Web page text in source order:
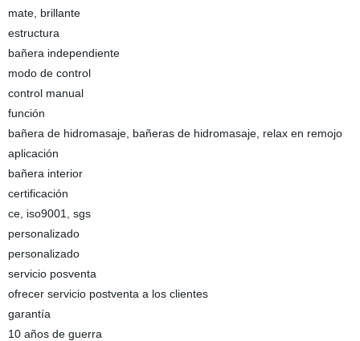
mate, brillante
estructura
bañera independiente
modo de control
control manual
función
bañera de hidromasaje, bañeras de hidromasaje, relax en remojo
aplicación
bañera interior
certificación
ce, iso9001, sgs
personalizado
personalizado
servicio posventa
ofrecer servicio postventa a los clientes
garantía
10 años de guerra